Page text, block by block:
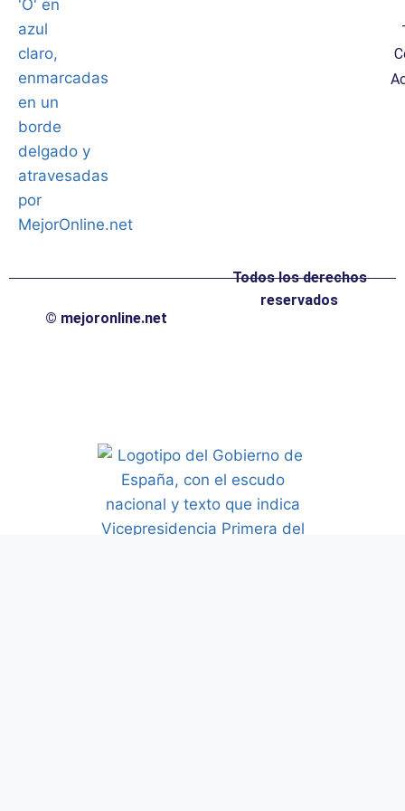
© mejoronline.net
Todos los derechos
reservados